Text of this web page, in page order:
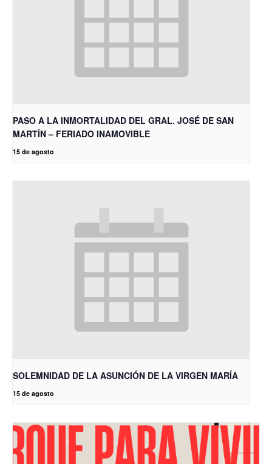
PASO A LA INMORTALIDAD DEL GRAL. JOSÉ DE SAN
MARTÍN – FERIADO INAMOVIBLE
15 de agosto
SOLEMNIDAD DE LA ASUNCIÓN DE LA VIRGEN MARÍA
15 de agosto